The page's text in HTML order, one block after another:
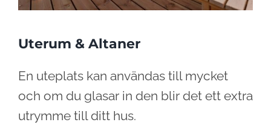
Uterum & Altaner
En uteplats kan användas till mycket
och om du glasar in den blir det ett extra
utrymme till ditt hus.